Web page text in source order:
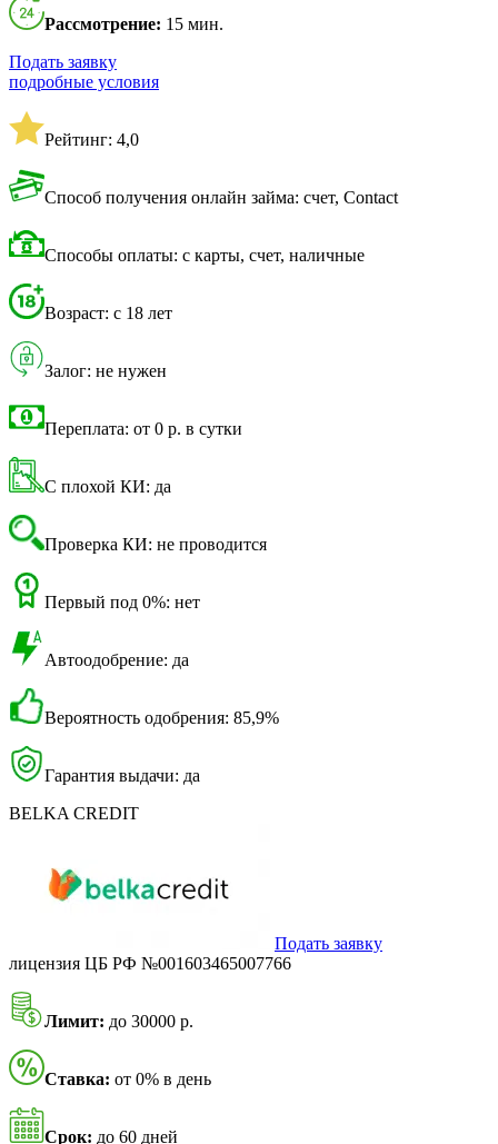
Рассмотрение: 15 мин.
Подать заявку
подробные условия
Рейтинг: 4,0
Способ получения онлайн займа: счет, Contact
Способы оплаты: с карты, счет, наличные
Возраст: с 18 лет
Залог: не нужен
Переплата: от 0 р. в сутки
С плохой КИ: да
Проверка КИ: не проводится
Первый под 0%: нет
Автоодобрение: да
Вероятность одобрения: 85,9%
Гарантия выдачи: да
BELKA CREDIT
Подать заявку
лицензия ЦБ РФ №001603465007766
Лимит: до 30000 р.
Ставка: от 0% в день
Срок: до 60 дней